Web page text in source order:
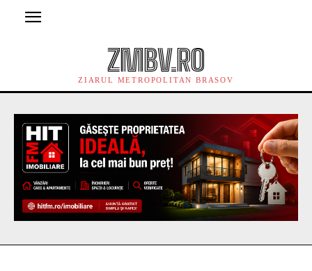
ZMBV.RO
ZIARUL METROPOLITAN BRASOV